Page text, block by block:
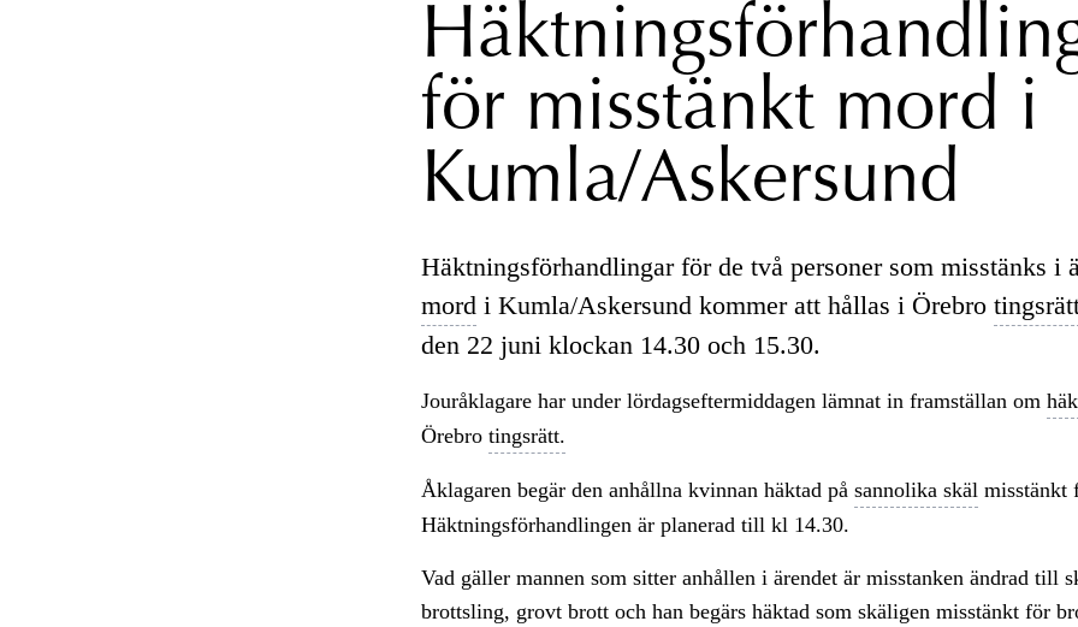
för misstänkt mord i
Kumla/Askersund
Häktningsförhandlingar för de två personer som misstänks i
mord i Kumla/Askersund kommer att hållas i Örebro
den 22 juni klockan 14.30 och 15.30.
Jouråklagare har under lördagseftermiddagen lämnat in framställan om
Örebro tingsrätt.
Åklagaren begär den anhållna kvinnan häktad på sannolika skäl misstänkt
Häktningsförhandlingen är planerad till kl 14.30.
Vad gäller mannen som sitter anhållen i ärendet är misstanken ändrad till
brottsling, grovt brott och han begärs häktad som skäligen misstänkt för